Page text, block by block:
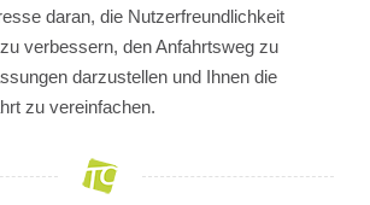
daran, die Nutzerfreundlichkeit
verbessern, den Anfahrtsweg zu
darzustellen und Ihnen die
zu vereinfachen.